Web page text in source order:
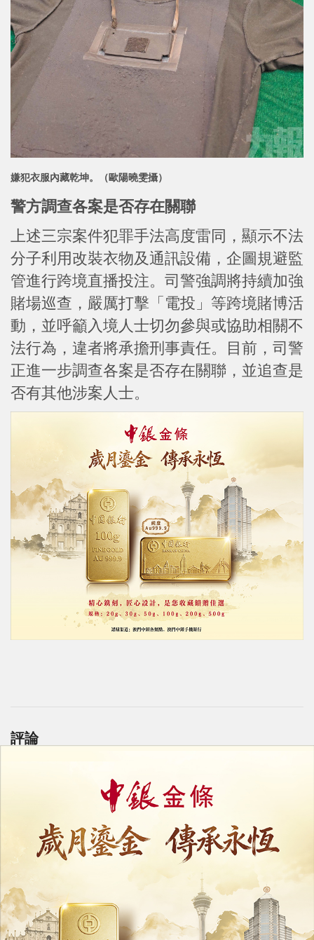
嫌犯衣服內藏乾坤。（歐陽曉雯攝）
警方調查各案是否存在關聯
上述三宗案件犯罪手法高度雷同，顯示不法
分子利用改裝衣物及通訊設備，企圖規避監
管進行跨境直播投注。司警強調將持續加強
賭場巡查，嚴厲打擊「電投」等跨境賭博活
動，並呼籲入境人士切勿參與或協助相關不
法行為，違者將承擔刑事責任。目前，司警
正進一步調查各案是否存在關聯，並追查是
否有其他涉案人士。
評論
力報會員可享用評論功能
註冊 / 登錄
上一篇 : 設過渡安排減少業界衝擊
下一篇 : 比利時大勝跳舞「抽水」特朗普